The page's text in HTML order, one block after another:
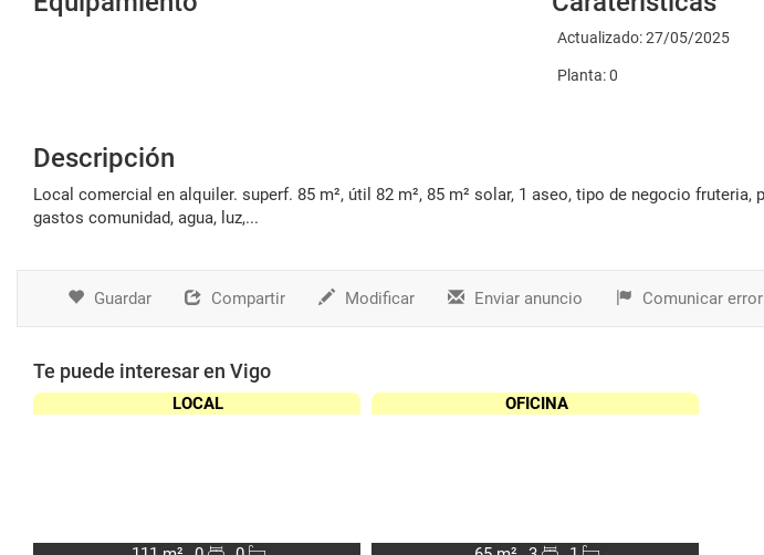
Actualizado: 27/05/2025
Planta: 0
Descripción
local comercial en alquiler. superf. 85 m², útil 82 m², 85 m² solar, 1 aseo, tipo de negocio fruteria, puertas de acceso, altillo, planta baja,
gastos comunidad, agua, luz,...
Guardar Compartir Modificar Enviar anuncio Comunicar error
Te puede interesar en Vigo
LOCAL OFICINA